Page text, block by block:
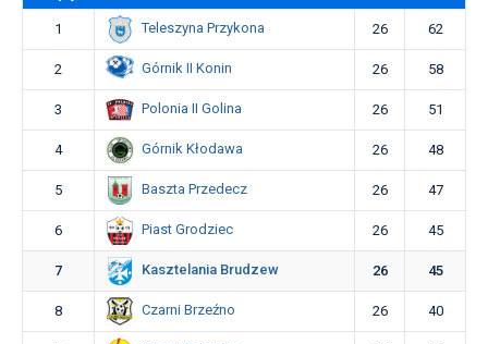
1 Teleszyna Przykona 26 62
2 Górnik II Konin 26 58
3 Polonia II Golina 26 51
4 Górnik Kłodawa 26 48
5 Baszta Przedecz 26 47
6 Piast Grodziec 26 45
7 Kasztelania Brudzew 26 45
8 Czarni Brzeźno 26 40